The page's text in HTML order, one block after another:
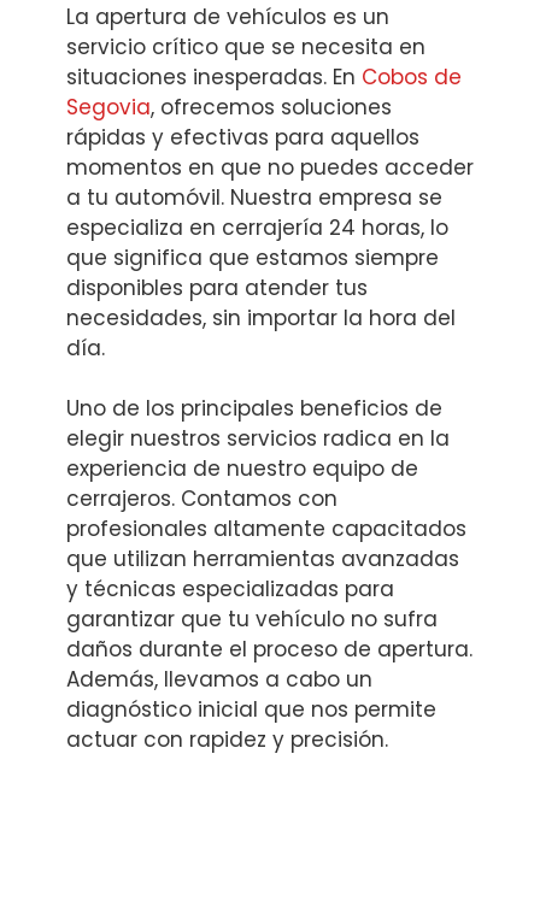
La apertura de vehículos es un
servicio crítico que se necesita en
situaciones inesperadas. En Cobos de
Segovia, ofrecemos soluciones
rápidas y efectivas para aquellos
momentos en que no puedes acceder
a tu automóvil. Nuestra empresa se
especializa en cerrajería 24 horas, lo
que significa que estamos siempre
disponibles para atender tus
necesidades, sin importar la hora del
día.
Uno de los principales beneficios de
elegir nuestros servicios radica en la
experiencia de nuestro equipo de
cerrajeros. Contamos con
profesionales altamente capacitados
que utilizan herramientas avanzadas
y técnicas especializadas para
garantizar que tu vehículo no sufra
daños durante el proceso de apertura.
Además, llevamos a cabo un
diagnóstico inicial que nos permite
actuar con rapidez y precisión.